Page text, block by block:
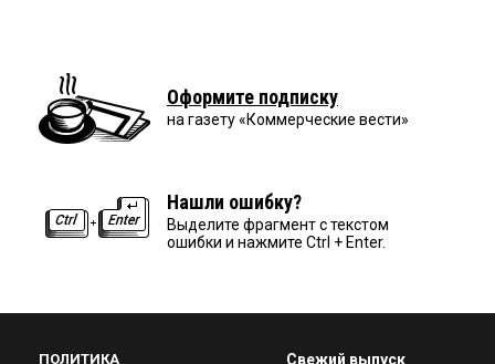
Оформите подписку
на газету «Коммерческие вести»
Нашли ошибку?
Выделите фрагмент с текстом
ошибки и нажмите Ctrl + Enter.
ПОЛИТИКА Свежий выпуск